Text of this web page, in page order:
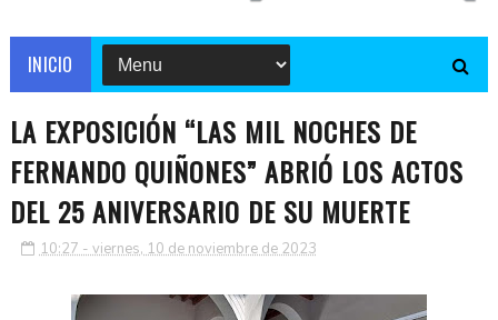
INICIO
LA EXPOSICIÓN “LAS MIL NOCHES DE
FERNANDO QUIÑONES” ABRIÓ LOS ACTOS
DEL 25 ANIVERSARIO DE SU MUERTE
10:27 - viernes, 10 de noviembre de 2023